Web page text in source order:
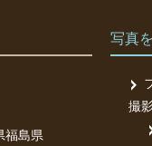
福島県
写真
撮